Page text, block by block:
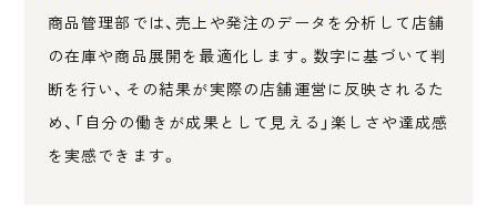
商品管理部では、売上や発注のデータを分析して店舗
の在庫や商品展開を最適化します。数字に基づいて判
断を行い、その結果が実際の店舗運営に反映されるた
め、「自分の働きが成果として見える」楽しさや達成感
を実感できます。